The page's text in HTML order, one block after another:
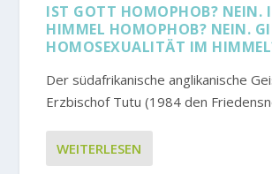
IST GOTT HOMOPHOB? NEIN.
HIMMEL HOMOPHOB? NEIN.
HOMOSEXUALITÄT IM
Der südafrikanische anglikanische
Erzbischof Tutu (1984 den
WEITERLESEN